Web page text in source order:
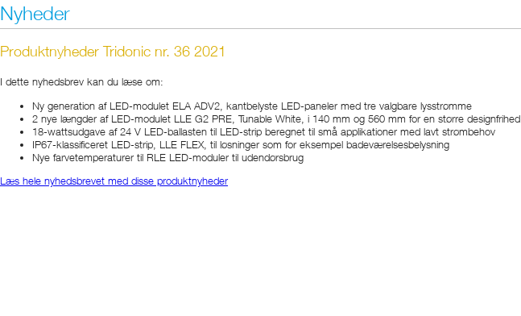
Nyheder
Produktnyheder Tridonic nr. 36 2021
I dette nyhedsbrev kan du læse om:
Ny generation af LED-modulet ELA ADV2, kantbelyste LED-paneler med tre valgbare lysstrømme
2 nye længder af LED-modulet LLE G2 PRE, Tunable White, i 140 mm og 560 mm for en større designfrihed
18-wattsudgave af 24 V LED-ballasten til LED-strip beregnet til små applikationer med lavt strømbehov
IP67-klassificeret LED-strip, LLE FLEX, til løsninger som for eksempel badeværelsesbelysning
Nye farvetemperaturer til RLE LED-moduler til udendørsbrug
Læs hele nyhedsbrevet med disse produktnyheder